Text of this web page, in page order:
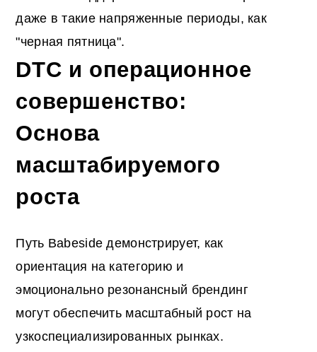
даже в такие напряженные периоды, как
"черная пятница".
DTC и операционное
совершенство:
Основа
масштабируемого
роста
Путь Babeside демонстрирует, как
ориентация на категорию и
эмоционально резонансный брендинг
могут обеспечить масштабный рост на
узкоспециализированных рынках.